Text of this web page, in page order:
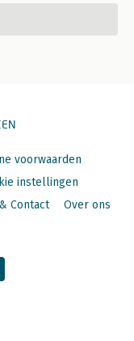
voorwaarden
instellingen
Contact Over ons